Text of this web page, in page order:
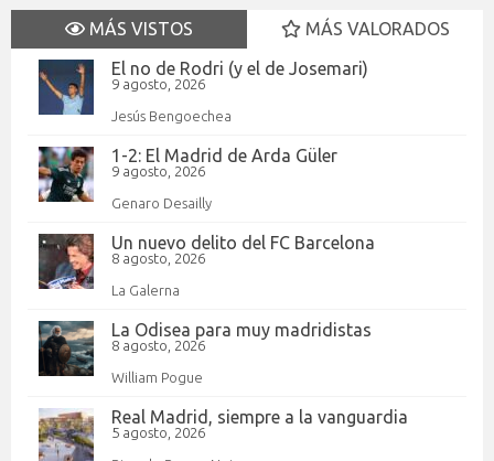
MÁS VISTOS
MÁS VALORADOS
El no de Rodri (y el de Josemari)
9 agosto, 2026
Jesús Bengoechea
1-2: El Madrid de Arda Güler
9 agosto, 2026
Genaro Desailly
Un nuevo delito del FC Barcelona
8 agosto, 2026
La Galerna
La Odisea para muy madridistas
8 agosto, 2026
William Pogue
Real Madrid, siempre a la vanguardia
5 agosto, 2026